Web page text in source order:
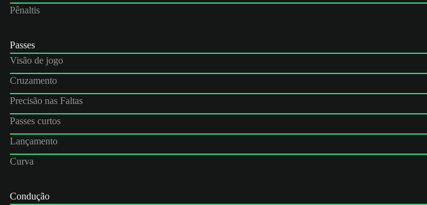
Pênaltis
Passes
Visão de jogo
Cruzamento
Precisão nas Faltas
Passes curtos
Lançamento
Curva
Condução